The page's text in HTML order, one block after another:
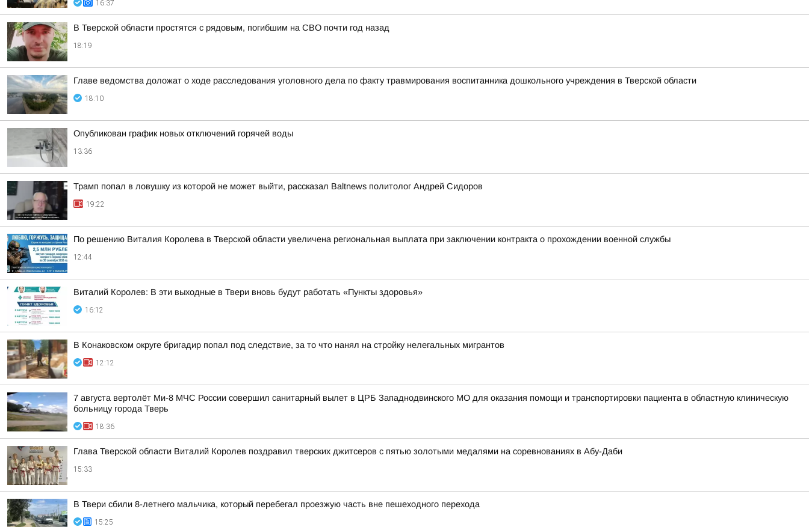
16:37
В Тверской области простятся с рядовым, погибшим на СВО почти год назад
18:19
Главе ведомства доложат о ходе расследования уголовного дела по факту травмирования воспитанника дошкольного учреждения в Тверской области
18:10
Опубликован график новых отключений горячей воды
13:36
Трамп попал в ловушку из которой не может выйти, рассказал Baltnews политолог Андрей Сидоров
19:22
По решению Виталия Королева в Тверской области увеличена региональная выплата при заключении контракта о прохождении военной службы
12:44
Виталий Королев: В эти выходные в Твери вновь будут работать «Пункты здоровья»
16:12
В Конаковском округе бригадир попал под следствие, за то что нанял на стройку нелегальных мигрантов
12:12
7 августа вертолёт Ми-8 МЧС России совершил санитарный вылет в ЦРБ Западнодвинского МО для оказания помощи и транспортировки пациента в областную клиническую
больницу города Тверь
18:36
Глава Тверской области Виталий Королев поздравил тверских джитсеров с пятью золотыми медалями на соревнованиях в Абу-Даби
15:33
В Твери сбили 8-летнего мальчика, который перебегал проезжую часть вне пешеходного перехода
15:25